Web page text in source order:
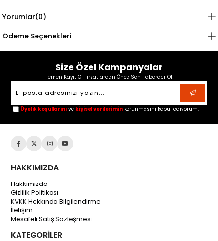
Yorumlar(0)
Ödeme Seçenekleri
Size Özel Kampanyalar
Hemen Kayıt Ol Fırsatlardan Önce Sen Haberdar Ol!
Üyelik koşullarını ve kişisel verilerimin korunmasını kabul ediyorum.
HAKKIMIZDA
Hakkımızda
Gizlilik Politikası
KVKK Hakkında Bilgilendirme
İletişim
Mesafeli Satış Sözleşmesi
KATEGORİLER